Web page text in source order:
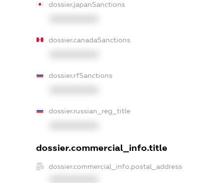
dossier.japanSanctions
dossier.canadaSanctions
dossier.rfSanctions
dossier.russian_reg_title
dossier.commercial_info.title
dossier.commercial_info.postal_address